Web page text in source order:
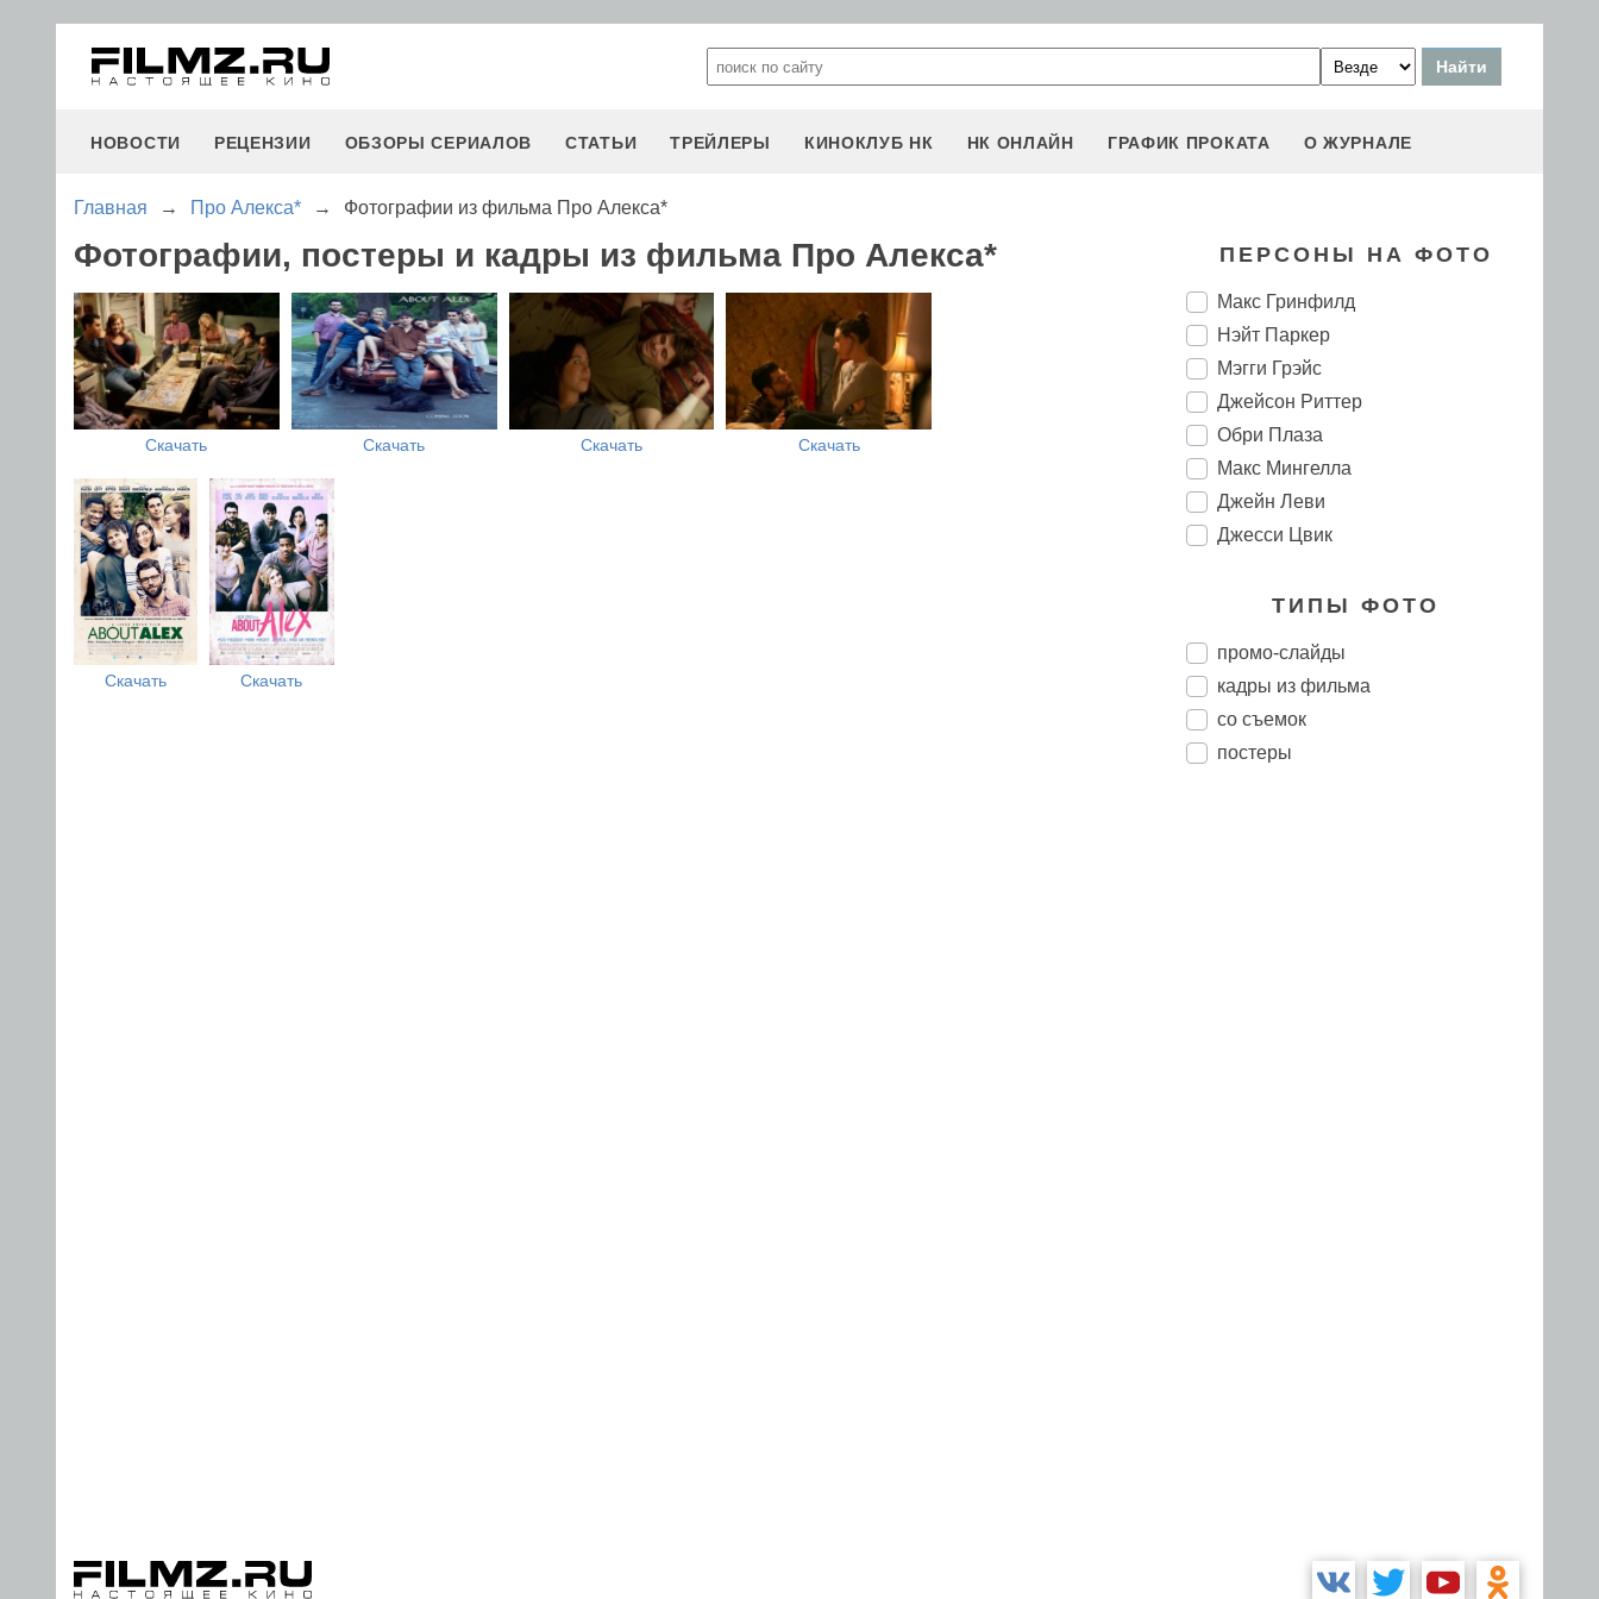
НОВОСТИ РЕЦЕНЗИИ ОБЗОРЫ СЕРИАЛОВ СТАТЬИ ТРЕЙЛЕРЫ КИНОКЛУБ НК НК ОНЛАЙН ГРАФИК ПРОКАТА О ЖУРНАЛЕ
Главная → Про Алекса* → Фотографии из фильма Про Алекса*
Фотографии, постеры и кадры из фильма Про Алекса*
Скачать Скачать Скачать Скачать
Скачать Скачать
ПЕРСОНЫ НА ФОТО
Макс Гринфилд
Нэйт Паркер
Мэгги Грэйс
Джейсон Риттер
Обри Плаза
Макс Мингелла
Джейн Леви
Джесси Цвик
ТИПЫ ФОТО
промо-слайды
кадры из фильма
со съемок
постеры